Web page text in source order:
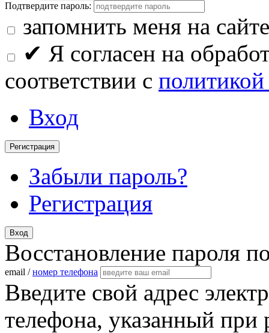
Подтвердите пароль:
запомнить меня на сайте
✔ Я согласен на
соответствии с
Вход
Регистрация
Забыли пароль?
Регистрация
Вход
Восстановление пароля
email /номер телефона
Введите свой адрес
телефона, указанный при